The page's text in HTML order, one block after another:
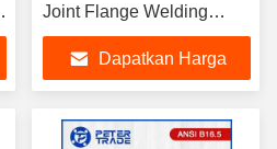
Joint Flange Welding
LJRF Kelas 600LB Untuk
pipa minyak dan gas
Dapatkan Harga